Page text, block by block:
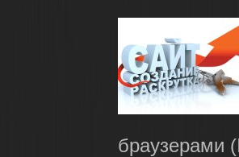
браузерами